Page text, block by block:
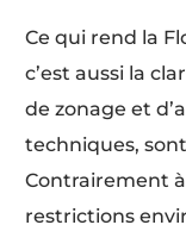
Ce qui rend la
c’est aussi la
de zonage et
techniques,
Contrairement
restrictions